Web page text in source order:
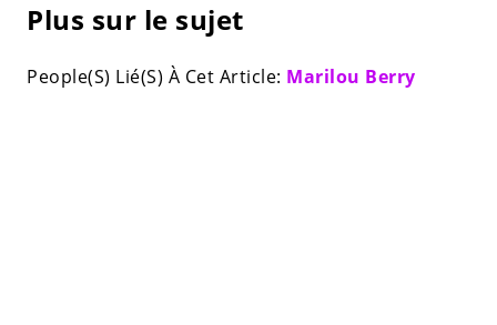
Plus sur le sujet
People(S) Lié(S) À Cet Article: Marilou Berry